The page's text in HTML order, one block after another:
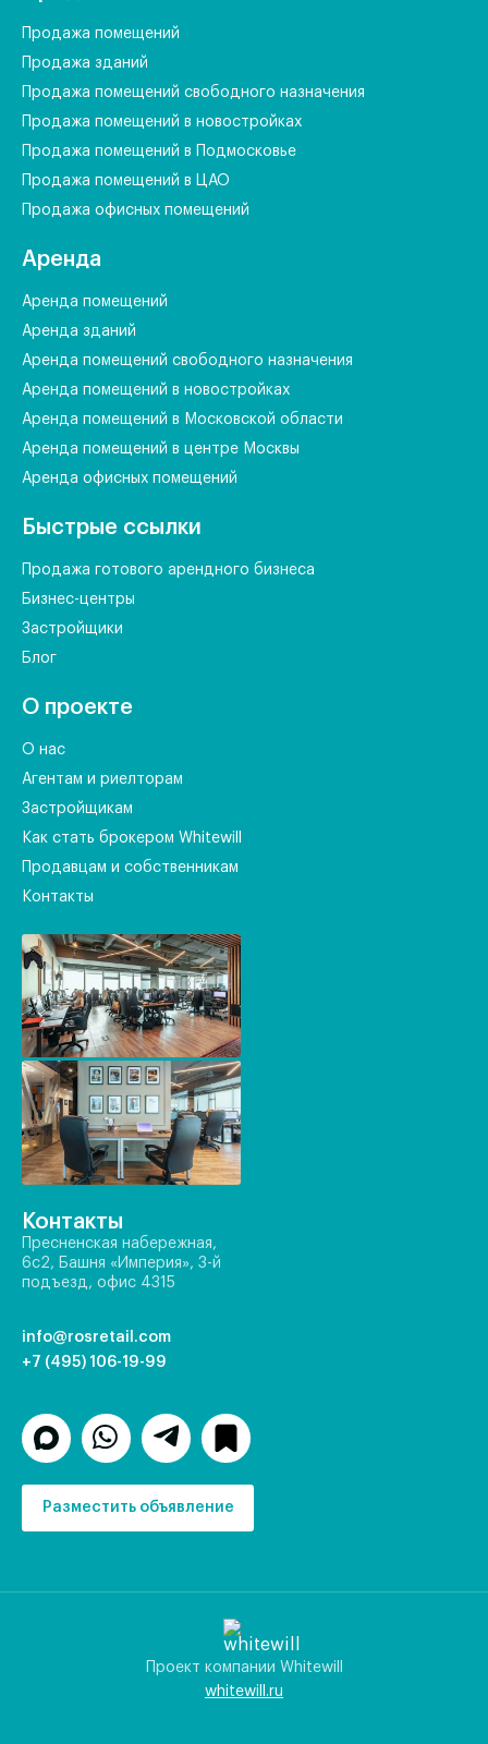
Продажа помещений
Продажа зданий
Продажа помещений свободного назначения
Продажа помещений в новостройках
Продажа помещений в Подмосковье
Продажа помещений в ЦАО
Продажа офисных помещений
Аренда
Аренда помещений
Аренда зданий
Аренда помещений свободного назначения
Аренда помещений в новостройках
Аренда помещений в Московской области
Аренда помещений в центре Москвы
Аренда офисных помещений
Быстрые ссылки
Продажа готового арендного бизнеса
Бизнес-центры
Застройщики
Блог
О проекте
О нас
Агентам и риелторам
Застройщикам
Как стать брокером Whitewill
Продавцам и собственникам
Контакты
Контакты
Пресненская набережная,
6с2, Башня «Империя», 3-й
подъезд, офис 4315
info@rosretail.com
+7 (495) 106-19-99
Разместить объявление
Проект компании Whitewill
whitewill.ru